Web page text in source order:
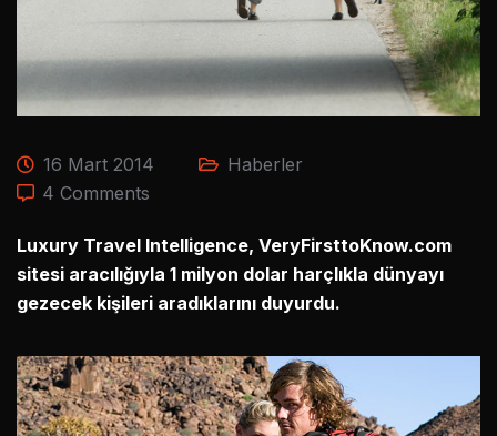
16 Mart 2014
Haberler
4 Comments
Luxury Travel Intelligence, VeryFirsttoKnow.com
sitesi aracılığıyla 1 milyon dolar harçlıkla dünyayı
gezecek kişileri aradıklarını duyurdu.